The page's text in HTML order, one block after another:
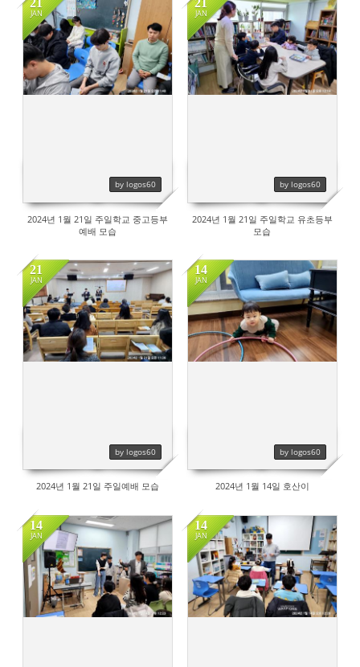
21
JAN
by logos60
452
2024년 1월 21일 주일학교 중고등부
예배 모습
21
JAN
by logos60
387
2024년 1월 21일 주일학교 유초등부
모습
21
JAN
by logos60
456
2024년 1월 21일 주일예배 모습
14
JAN
by logos60
440
2024년 1월 14일 호산이
14
JAN
556
14
JAN
451